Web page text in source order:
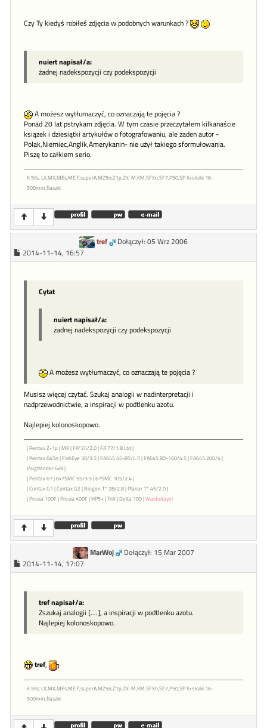
Czy Ty kiedyś robiłeś zdjęcia w podobnych warunkach ?
nuiert napisał/a:
żadnej nadekspozycji czy podekspozycji
A możesz wytłumaczyć, co oznaczają te pojęcia ?
Ponad 20 lat pstrykam zdjęcia. W tym czasie przeczytałem kilkanaście
książek i dziesiątki artykułów o fotografowaniu, ale żaden autor -
Polak,Niemiec,Anglik,Amerykanin- nie użył takiego sformułowania.
Piszę to całkiem serio.
K 5IIs, LX,MX,MEs,ME F,superA,MZ5n,Z1p,ZX-M,KM,SFXn,SF7,P50,SP II+słoiki 16-
500mm,flaszki
tref
Dołączył: 05 Wrz 2006
2014-11-14, 16:57
Cytat
nuiert napisał/a:
żadnej nadekspozycji czy podekspozycji
A możesz wytłumaczyć, co oznaczają te pojęcia ?
Musisz więcej czytać. Szukaj analogii w nadinterpretacji i
nadprzewodnictwie, a inspiracji w podtlenku azotu.
Najlepiej kolonoskopowo.
| Pentax Z-1p | MX | FA*24/2.0 | FA 77/1.8 Ltd |
| Pentax 645n | FishEye 30/3.5 | FA645 45-85/4.5 | FA645 80-160/4.5 | FA645 200/4 |
Voigtländer 6x9 |
| Pentax 67 | 6x7SMC 55/3.5 | 67SMC 105/2.4 |
| Contax G1 | Contax G2 | Biogon T* 28/2.8 | Planar T* 45/2.0 |
| Provia 100F | Provia 400F | HP5+ | TriX | Delta 100 |Waidodayo!
MarWoj
Dołączył: 15 Mar 2007
2014-11-14, 17:07
tref napisał/a:
Zszukaj analogii [....], a inspiracji w podtlenku azotu.
Najlepiej kolonoskopowo.
tref,
K 5IIs, LX,MX,MEs,ME F,superA,MZ5n,Z1p,ZX-M,KM,SFXn,SF7,P50,SP II+słoiki 16-
500mm,flaszki